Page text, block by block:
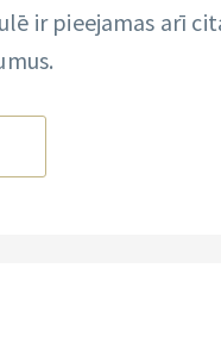
ir pieejamas arī